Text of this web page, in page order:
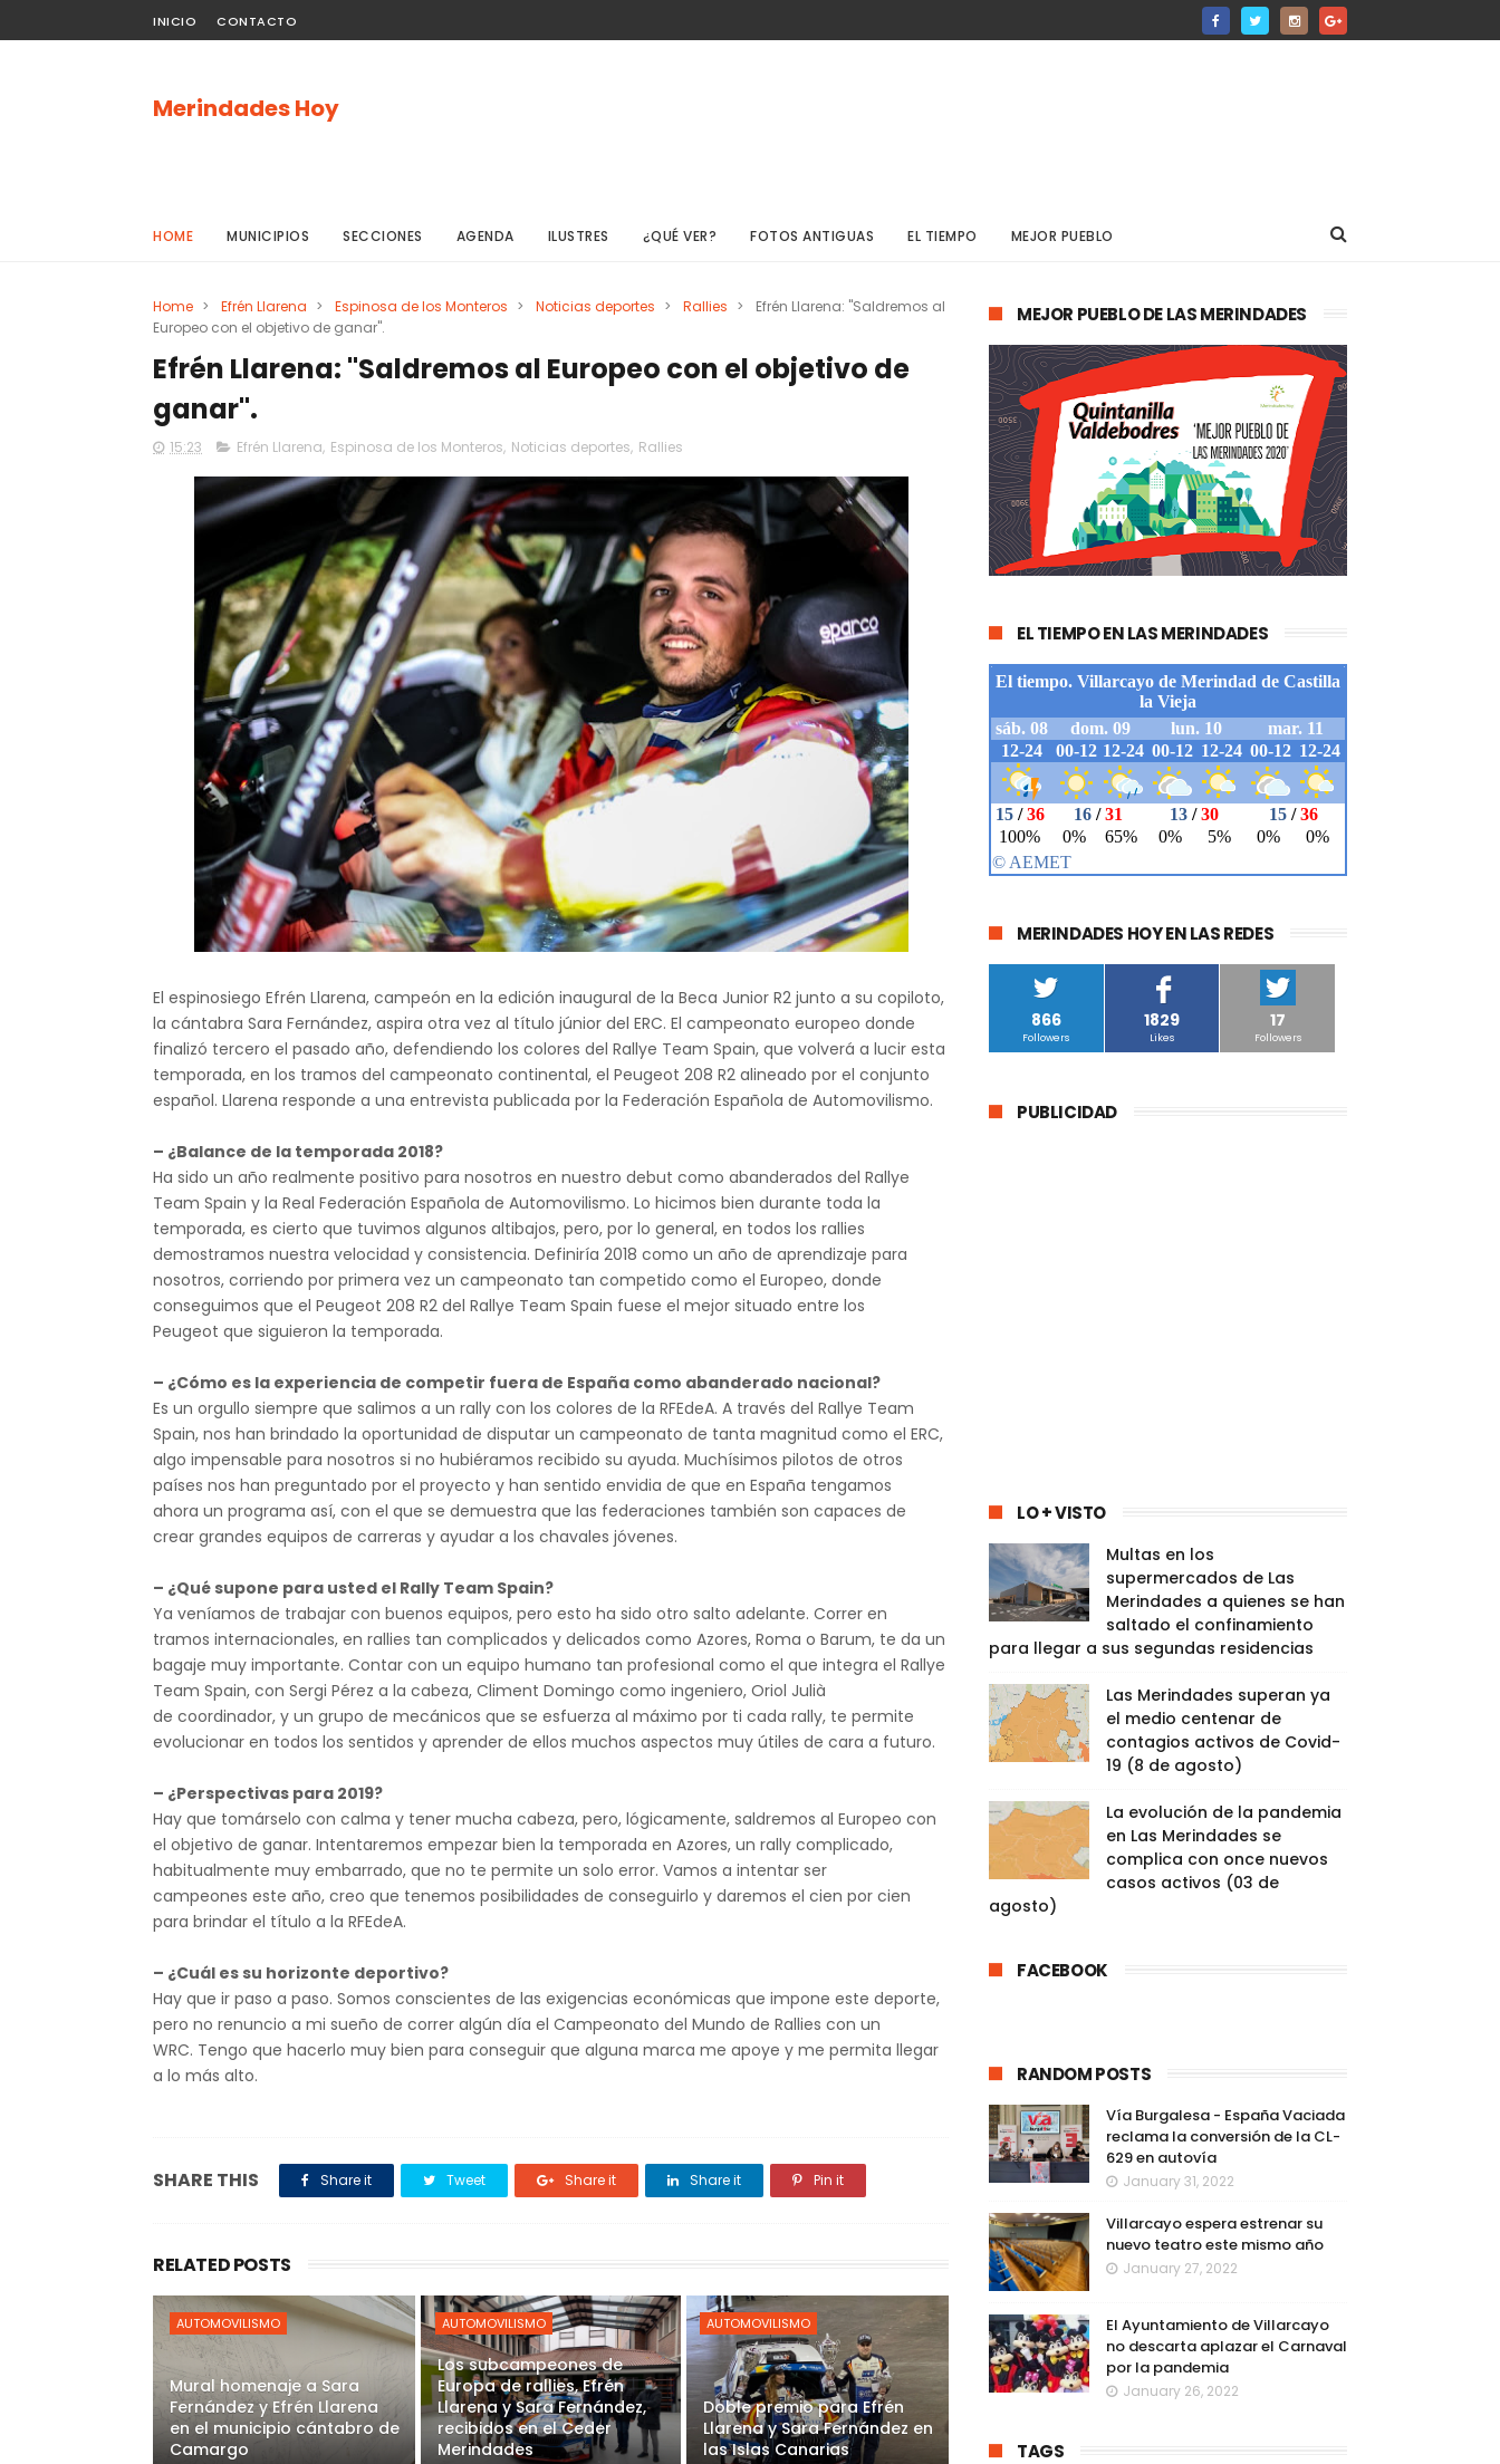
INICIO CONTACTO
Merindades Hoy
HOME MUNICIPIOS SECCIONES AGENDA ILUSTRES ¿QUÉ VER? FOTOS ANTIGUAS EL TIEMPO MEJOR PUEBLO
Home > Efrén Llarena > Espinosa de los Monteros > Noticias deportes > Rallies >
Efrén Llarena: "Saldremos al
Europeo con el objetivo de ganar".
Efrén Llarena: "Saldremos al Europeo con el objetivo de
ganar".
15:23 Efrén Llarena, Espinosa de los Monteros, Noticias deportes, Rallies
El espinosiego Efrén Llarena, campeón en la edición inaugural de la Beca Junior R2 junto a su copiloto,
la cántabra Sara Fernández, aspira otra vez al título júnior del ERC. El campeonato europeo donde
finalizó tercero el pasado año, defendiendo los colores del Rallye Team Spain, que volverá a lucir esta
temporada, en los tramos del campeonato continental, el Peugeot 208 R2 alineado por el conjunto
español. Llarena responde a una entrevista publicada por la Federación Española de Automovilismo.
– ¿Balance de la temporada 2018?
Ha sido un año realmente positivo para nosotros en nuestro debut como abanderados del Rallye
Team Spain y la Real Federación Española de Automovilismo. Lo hicimos bien durante toda la
temporada, es cierto que tuvimos algunos altibajos, pero, por lo general, en todos los rallies
demostramos nuestra velocidad y consistencia. Definiría 2018 como un año de aprendizaje para
nosotros, corriendo por primera vez un campeonato tan competido como el Europeo, donde
conseguimos que el Peugeot 208 R2 del Rallye Team Spain fuese el mejor situado entre los
Peugeot que siguieron la temporada.
– ¿Cómo es la experiencia de competir fuera de España como abanderado nacional?
Es un orgullo siempre que salimos a un rally con los colores de la RFEdeA. A través del Rallye Team
Spain, nos han brindado la oportunidad de disputar un campeonato de tanta magnitud como el ERC,
algo impensable para nosotros si no hubiéramos recibido su ayuda. Muchísimos pilotos de otros
países nos han preguntado por el proyecto y han sentido envidia de que en España tengamos
ahora un programa así, con el que se demuestra que las federaciones también son capaces de
crear grandes equipos de carreras y ayudar a los chavales jóvenes.
– ¿Qué supone para usted el Rally Team Spain?
Ya veníamos de trabajar con buenos equipos, pero esto ha sido otro salto adelante. Correr en
tramos internacionales, en rallies tan complicados y delicados como Azores, Roma o Barum, te da un
bagaje muy importante. Contar con un equipo humano tan profesional como el que integra el Rallye
Team Spain, con Sergi Pérez a la cabeza, Climent Domingo como ingeniero, Oriol Julià
de coordinador, y un grupo de mecánicos que se esfuerza al máximo por ti cada rally, te permite
evolucionar en todos los sentidos y aprender de ellos muchos aspectos muy útiles de cara a futuro.
– ¿Perspectivas para 2019?
Hay que tomárselo con calma y tener mucha cabeza, pero, lógicamente, saldremos al Europeo con
el objetivo de ganar. Intentaremos empezar bien la temporada en Azores, un rally complicado,
habitualmente muy embarrado, que no te permite un solo error. Vamos a intentar ser
campeones este año, creo que tenemos posibilidades de conseguirlo y daremos el cien por cien
para brindar el título a la RFEdeA.
– ¿Cuál es su horizonte deportivo?
Hay que ir paso a paso. Somos conscientes de las exigencias económicas que impone este deporte,
pero no renuncio a mi sueño de correr algún día el Campeonato del Mundo de Rallies con un
WRC. Tengo que hacerlo muy bien para conseguir que alguna marca me apoye y me permita llegar
a lo más alto.
SHARE THIS Share it Tweet Share it Share it Pin it
RELATED POSTS
AUTOMOVILISMO
Mural homenaje a Sara
Fernández y Efrén Llarena
en el municipio cántabro de
Camargo
AUTOMOVILISMO
Los subcampeones de
Europa de rallies, Efrén
Llarena y Sara Fernández,
recibidos en el Ceder
Merindades
AUTOMOVILISMO
Doble premio para Efrén
Llarena y Sara Fernández en
las Islas Canarias
MEJOR PUEBLO DE LAS MERINDADES
EL TIEMPO EN LAS MERINDADES
MERINDADES HOY EN LAS REDES
866
Followers
1829
Likes
17
Followers
PUBLICIDAD
LO + VISTO
Multas en los
supermercados de Las
Merindades a quienes se han
saltado el confinamiento
para llegar a sus segundas residencias
Las Merindades superan ya
el medio centenar de
contagios activos de Covid-
19 (8 de agosto)
La evolución de la pandemia
en Las Merindades se
complica con once nuevos
casos activos (03 de
agosto)
FACEBOOK
RANDOM POSTS
Vía Burgalesa - España Vaciada
reclama la conversión de la CL-
629 en autovía
January 31, 2022
Villarcayo espera estrenar su
nuevo teatro este mismo año
January 27, 2022
El Ayuntamiento de Villarcayo
no descarta aplazar el Carnaval
por la pandemia
January 26, 2022
TAGS